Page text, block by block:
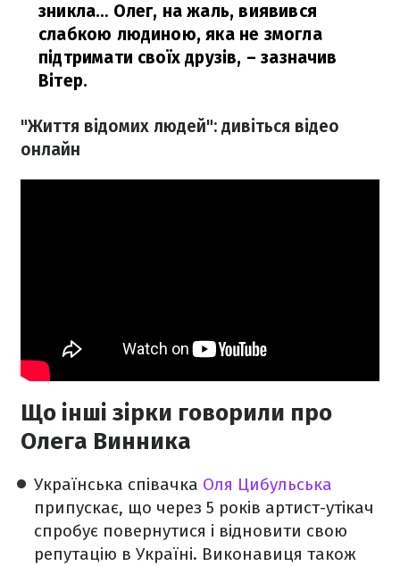
зникла… Олег, на жаль, виявився
слабкою людиною, яка не змогла
підтримати своїх друзів, – зазначив
Вітер.
"Життя відомих людей": дивіться відео
онлайн
Що інші зірки говорили про
Олега Винника
Українська співачка Оля Цибульська
припускає, що через 5 років артист-утікач
спробує повернутися і відновити свою
репутацію в Україні. Виконавиця також